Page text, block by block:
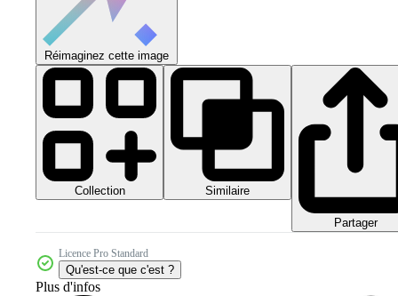
Réimaginez cette image
Collection Similaire
Partager
Licence Pro Standard
Qu'est-ce que c'est ?
Plus d'infos